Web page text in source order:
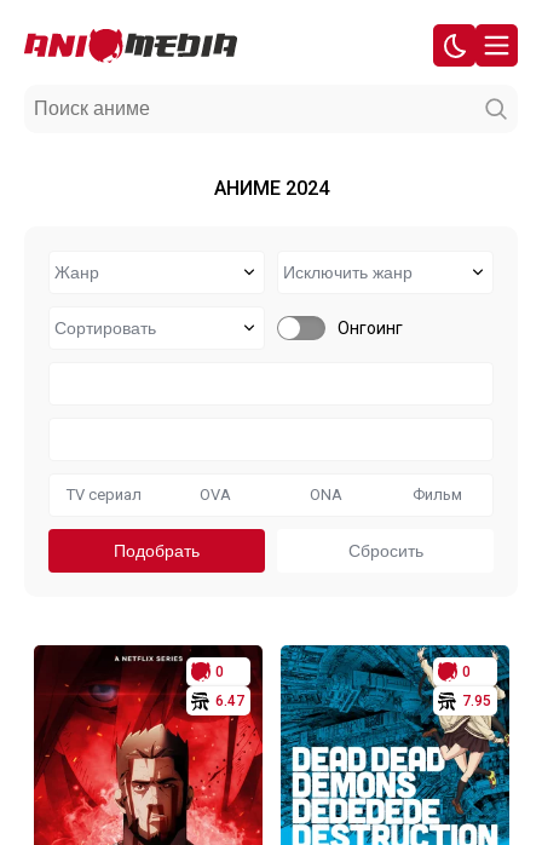
АНИМЕ 2024
Онгоинг
TV сериал OVA ONA Фильм
0
6.47
0
7.95